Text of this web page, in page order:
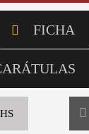
FICHA